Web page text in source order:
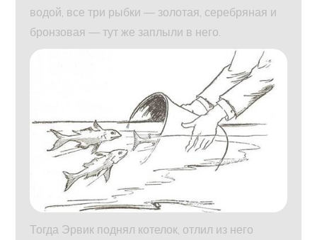
водой, все три рыбки — золотая, серебряная и
бронзовая — тут же заплыли в него.
Тогда Эрвик поднял котелок, отлил из него